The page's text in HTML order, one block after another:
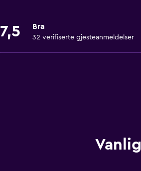
7,5 Bra
32 verifiserte gjesteanmeldelser